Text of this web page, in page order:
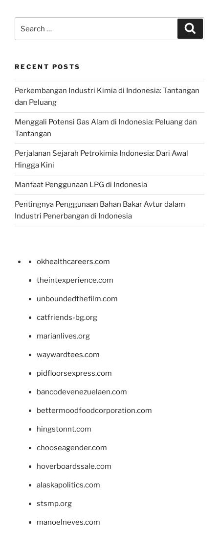
for:
RECENT POSTS
Perkembangan Industri Kimia di Indonesia: Tantangan
dan Peluang
Menggali Potensi Gas Alam di Indonesia: Peluang dan
Tantangan
Perjalanan Sejarah Petrokimia Indonesia: Dari Awal
Hingga Kini
Manfaat Penggunaan LPG di Indonesia
Pentingnya Penggunaan Bahan Bakar Avtur dalam
Industri Penerbangan di Indonesia
okhealthcareers.com
theintexperience.com
unboundedthefilm.com
catfriends-bg.org
marianlives.org
waywardtees.com
pidfloorsexpress.com
bancodevenezuelaen.com
bettermoodfoodcorporation.com
hingstonnt.com
chooseagender.com
hoverboardssale.com
alaskapolitics.com
stsmp.org
manoelneves.com